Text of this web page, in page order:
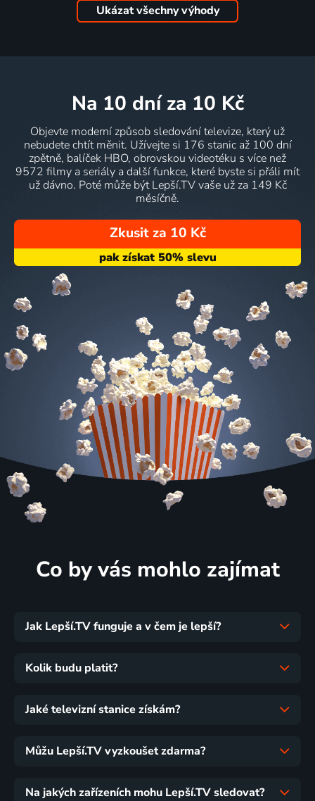
Ukázat všechny výhody
na 10 dní za 10 Kč
Objevte moderní způsob sledování televize, který už
nebudete chtít měnit. Užívejte si 176 stanic až 100 dní
zpětně, balíček HBO, obrovskou videotéku s více než
9572 filmy a seriály a další funkce, které byste si přáli mít
už dávno. Poté může být Lepší.TV vaše už za 149 Kč
měsíčně.
Zkusit za 10 Kč
Co by vás mohlo zajímat
Jak Lepší.TV funguje a v čem je lepší?
Kolik budu platit?
Jaké televizní stanice získám?
Můžu Lepší.TV vyzkoušet zdarma?
Na jakých zařízeních mohu Lepší.TV sledovat?